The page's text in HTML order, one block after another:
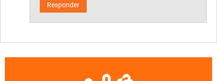
Responder